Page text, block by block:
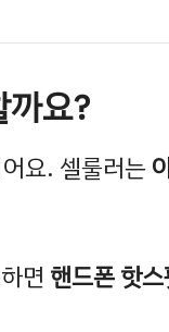
요?
요. 셀룰러는
면 핸드폰 핫